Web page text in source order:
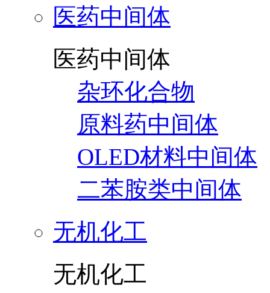
医药中间体
医药中间体
杂环化合物
原料药中间体
OLED材料中间体
二苯胺类中间体
无机化工
无机化工